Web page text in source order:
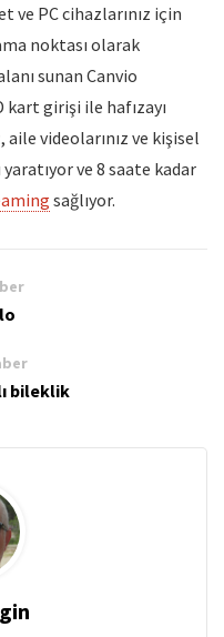
ve PC cihazlarınız için
noktası olarak
sunan Canvio
kart girişi ile hafızayı
videolarınız ve kişisel
ve 8 saate kadar
sağlıyor.
bileklik